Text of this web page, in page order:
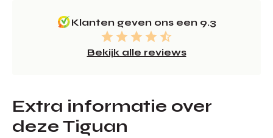
Klanten geven ons een 9.3
Bekijk alle reviews
Extra informatie over
deze Tiguan